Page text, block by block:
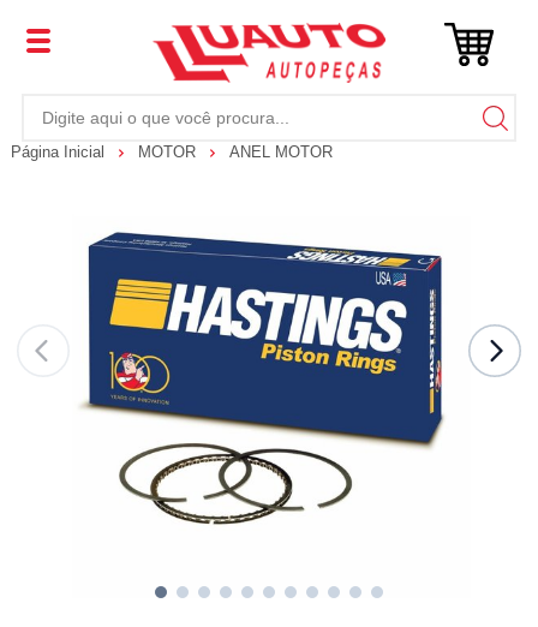
Página Inicial MOTOR ANEL MOTOR